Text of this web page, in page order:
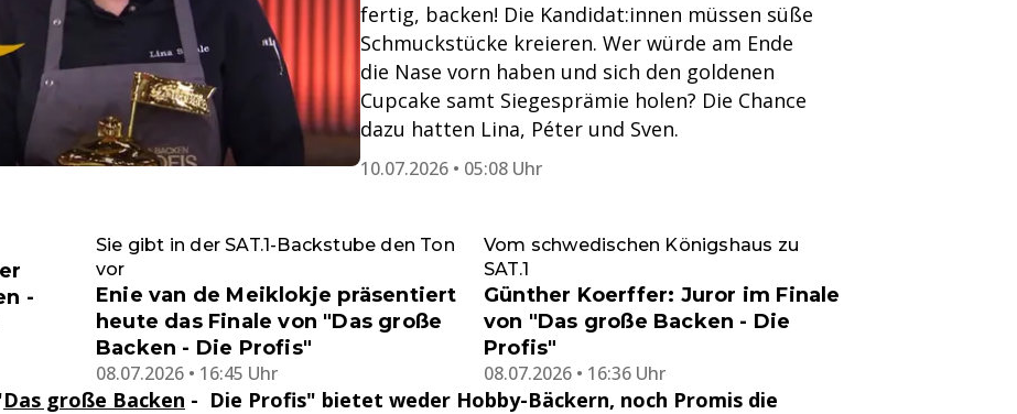
fertig, backen! Die Kandidat:innen müssen süße
Schmuckstücke kreieren. Wer würde am Ende
die Nase vorn haben und sich den goldenen
Cupcake samt Siegesprämie holen? Die Chance
dazu hatten Lina, Péter und Sven.
10.07.2026 • 05:08 Uhr
-
Sie gibt in der SAT.1-Backstube den Ton
vor
Enie van de Meiklokje präsentiert
heute das Finale von "Das große
Backen - Die Profis"
08.07.2026 • 16:45 Uhr
Vom schwedischen Königshaus zu
SAT.1
Günther Koerffer: Juror im Finale
von "Das große Backen - Die
Profis"
08.07.2026 • 16:36 Uhr
Das große Backen - Die Profis" bietet weder Hobby-Bäckern, noch Promis die